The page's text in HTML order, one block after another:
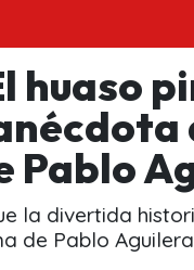
huaso
Pablo
la divertida
de Pablo